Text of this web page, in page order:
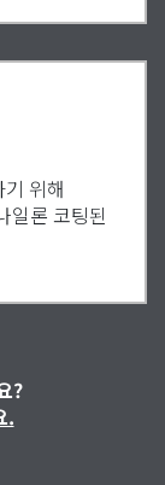
위해
일론 코팅된
?
.